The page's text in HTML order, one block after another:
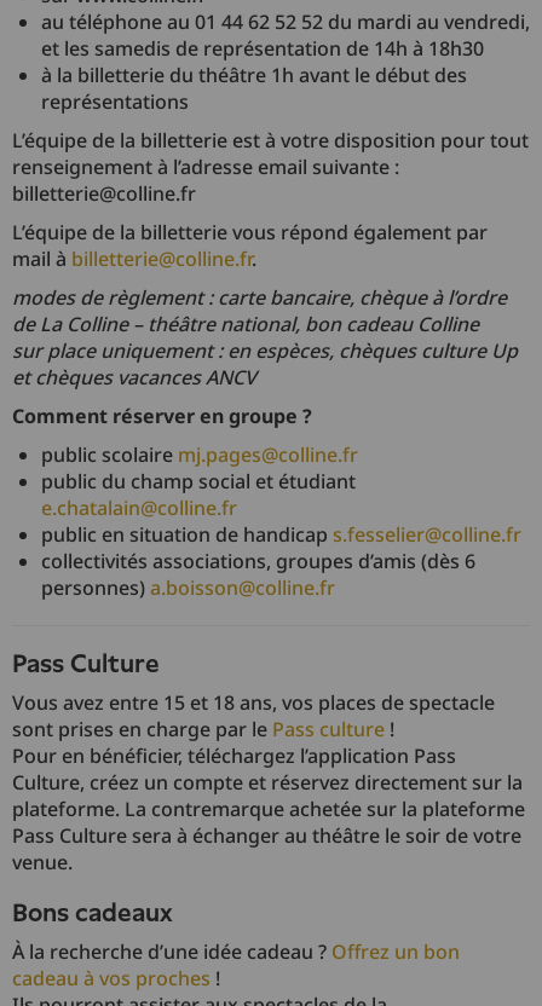
au téléphone au 01 44 62 52 52 du mardi au vendredi,
et les samedis de représentation de 14h à 18h30
à la billetterie du théâtre 1h avant le début des
représentations
L’équipe de la billetterie est à votre disposition pour tout
renseignement à l’adresse email suivante :
billetterie@colline.fr
L’équipe de la billetterie vous répond également par
mail à billetterie@colline.fr.
modes de règlement : carte bancaire, chèque à l’ordre
de La Colline – théâtre national, bon cadeau Colline
sur place uniquement : en espèces, chèques culture Up
et chèques vacances ANCV
Comment réserver en groupe ?
public scolaire mj.pages@colline.fr
public du champ social et étudiant
e.chatalain@colline.fr
public en situation de handicap s.fesselier@colline.fr
collectivités associations, groupes d’amis (dès 6
personnes)a.boisson@colline.fr
Pass Culture
Vous avez entre 15 et 18 ans, vos places de spectacle
sont prises en charge par le Pass culture !
Pour en bénéficier, téléchargez l’application Pass
Culture, créez un compte et réservez directement sur la
plateforme. La contremarque achetée sur la plateforme
Pass Culture sera à échanger au théâtre le soir de votre
venue.
Bons cadeaux
À la recherche d’une idée cadeau ? Offrez un bon
cadeau à vos proches !